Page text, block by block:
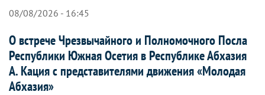
08/08/2026 - 16:45
О встрече Чрезвычайного и Полномочного Посла
Республики Южная Осетия в Республике Абхазия
А. Кация с представителями движения «Молодая
Абхазия»